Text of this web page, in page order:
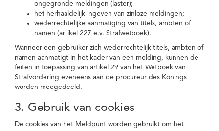
ongegronde meldingen (laster);
het herhaaldelijk ingeven van zinloze meldingen;
wederrechtelijke aanmatiging van titels, ambten of
namen (artikel 227 e.v. Strafwetboek).
Wanneer een gebruiker zich wederrechtelijk titels, ambten of
namen aanmatigt in het kader van een melding, kunnen de
feiten in toepassing van artikel 29 van het Wetboek van
Strafvordering eveneens aan de procureur des Konings
worden meegedeeld.
3. Gebruik van cookies
De cookies van het Meldpunt worden gebruikt om het